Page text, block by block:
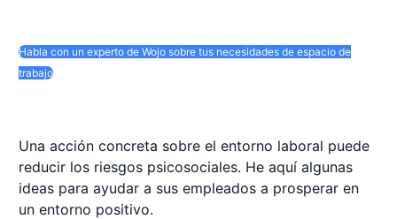
Habla con un experto de Wojo sobre tus necesidades de espacio de
trabajo
Una acción concreta sobre el entorno laboral puede
reducir los riesgos psicosociales. He aquí algunas
ideas para ayudar a sus empleados a prosperar en
un entorno positivo.